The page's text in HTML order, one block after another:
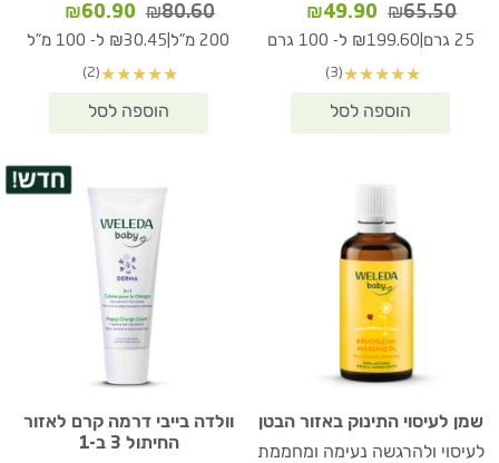
₪65.50
המחיר
המקורי
₪65.50.
₪49.90
המחיר
הנוכחי
25 גרם ₪199.60 ל- 100 גרם
★
★
★
★
★
(3)
₪80.60
המחיר
המקורי
₪80.60.
₪60.90
הנוכחי
200 מ"ל ₪30.45 ל- 100 מ"ל
★
★
★
★
★
(2)
שמן לעיסוי התינוק באזור הבטן
לעיסוי ולהרגשה נעימה ומחממת
וולדה בייבי דרמה קרם לאזור
החיתול 3 ב-1